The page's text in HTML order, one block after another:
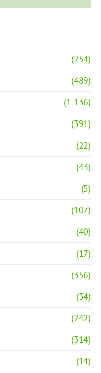
(254)
(489)
(1 136)
(391)
(22)
(43)
(5)
(107)
(40)
(17)
(356)
(34)
(242)
(314)
(14)